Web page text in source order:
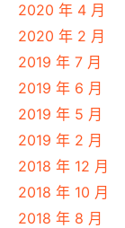
2020 年 4 月
2020 年 2 月
2019 年 7 月
2019 年 6 月
2019 年 5 月
2019 年 2 月
2018 年 12 月
2018 年 10 月
2018 年 8 月